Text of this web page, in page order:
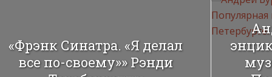
«Фрэнк Синатра. «Я делал
все по-своему»» Рэнди